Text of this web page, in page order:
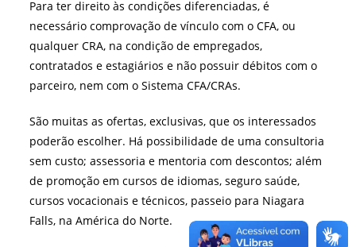
Para ter direito às condições diferenciadas, é
necessário comprovação de vínculo com o CFA, ou
qualquer CRA, na condição de empregados,
contratados e estagiários e não possuir débitos com o
parceiro, nem com o Sistema CFA/CRAs.
São muitas as ofertas, exclusivas, que os interessados
poderão escolher. Há possibilidade de uma consultoria
sem custo; assessoria e mentoria com descontos; além
de promoção em cursos de idiomas, seguro saúde,
cursos vocacionais e técnicos, passeio para Niagara
Falls, na América do Norte.